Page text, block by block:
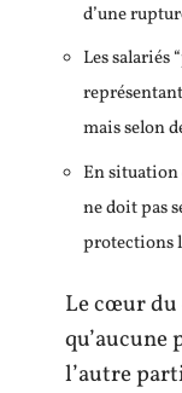
d’une
Les salariés
mais selon
En situation
ne doit pas
protections
Le cœur
qu’aucune
l’autre